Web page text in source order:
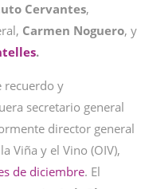
Cervantes,
Carmen Noguero, y
.
recuerdo y
secretario general
director general
Viña y el Vino (OIV),
de diciembre. El